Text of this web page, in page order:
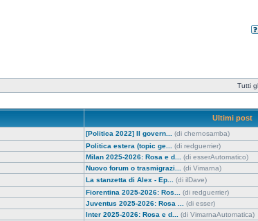
Tutti
Ultimi post
[Politica 2022] Il govern...
(di chernosamba)
Politica estera (topic ge...
(di redguerrier)
Milan 2025-2026: Rosa e d...
(di esserAutomatico)
Nuovo forum o trasmigrazi...
(di Vimarna)
La stanzetta di Alex - Ep...
(di ilDave)
Fiorentina 2025-2026: Ros...
(di redguerrier)
Juventus 2025-2026: Rosa ...
(di esser)
Inter 2025-2026: Rosa e d...
(di VimarnaAutomatica)